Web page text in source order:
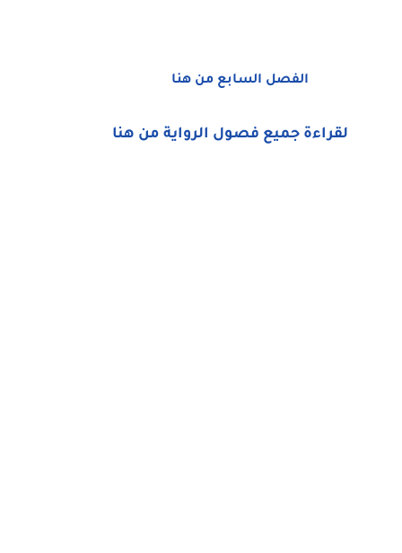
الفصل السابع من هنا
لقراءة جميع فصول الرواية من هنا